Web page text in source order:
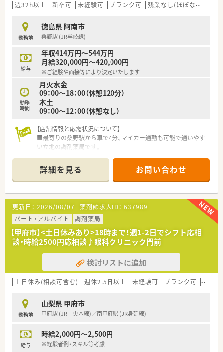
■10年から20年以上のキャリアを持つベテラン薬剤師も多く在
籍しており、困ったときにはいつでも相談し合える温かい雰囲気
です。
■子育てに対する理解が非常に深く、時短勤務の契約で管理薬剤
師を務めているスタッフがいるなど、多様な働き方を応援してい
ます。
■クリニックのドクターとの関係性も非常に良好で、疑義照会や
情報共有もスムーズに行えるストレスの少ない職場環境が整っ
ています。
週32h以上 新卒可 未経験可 ブランク可 残業なし(ほぼなし含む)
勤務地
徳島県 阿南市
桑野駅 (JR牟岐線)
給与
年収414万円～544万円
月給320,000円～420,000円
※ご経験や面接等により決定いたします
勤務
時間
月火水金
09：00～18：00（休憩120分）
木土
09：00～12：00（休憩なし）
【店舗情報と応需状況について】
■最寄りの桑野駅から車で4分、マイカー通勤も可能で通いやす
い立地の調剤薬局です。
枚ほど応需しています。
■薬剤師は常勤1名とパート2名、事務員2名の体制で、協力しな
がら業務を行っています。
【募集背景と求める人物像について】
■体制強化のための増員募集で、将来的に管理薬剤師として活躍
いただける方を歓迎します。
■地域医療に貢献したいという意欲があり、患者様に寄り添った
対応ができる方を求めています。
■経験者はもちろん、新卒や未経験、ブランクがある方も安心し
てスタートできる環境です。
【法人特徴について】
■徳島県内で3店舗を展開し、地域に根差した薬局運営を行って
■有給休暇の取得率は80％と高く、従業員がワークライフバラ
ンスを保てる環境を整えています。
■店舗を超えた交流が盛んで、食事会や勉強会などを通じてスタ
【勤務実態について】
詳細を見る お問い合わせ
更新日： 2026/08/07 薬剤師求人ID： 637989
パート・アルバイト
調剤薬局
【甲府市】<土日休みあり>18時まで！週1-2日でシフト応相
談・時給2500円応相談♪眼科クリニック門前
検討リストに追加
土日休み(相談可含む) 週休2.5日以上 未経験可 ブランク可 Ｗワ
勤務地
山梨県 甲府市
甲府駅 (JR中央本線)／南甲府駅 (JR身延線)
給与
時給2,000円～2,500円
※経験者例・スキル等考慮